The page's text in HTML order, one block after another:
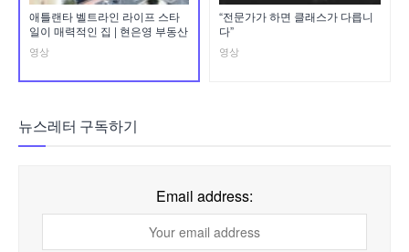
애틀랜타 벨트라인 라이프 스타
일이 매력적인 집 | 현은영 부동산
영상
“전문가가 하면 클래스가 다릅니
다”
영상
뉴스레터 구독하기
Email address: